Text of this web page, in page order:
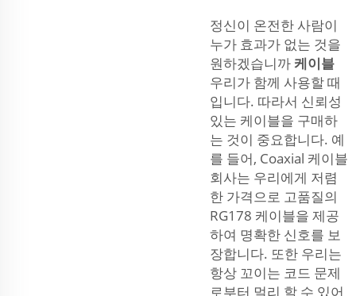
정신이 온전한 사람이
누가 효과가 없는 것을
원하겠습니까케이블
우리가 함께 사용할 때
입니다. 따라서 신뢰성
있는 케이블을 구매하
는 것이 중요합니다. 예
를 들어, Coaxial 케이블
회사는 우리에게 저렴
한 가격으로 고품질의
RG178 케이블을 제공
하여 명확한 신호를 보
장합니다. 또한 우리는
항상 꼬이는 코드 문제
로부터 멀리 할 수 있어